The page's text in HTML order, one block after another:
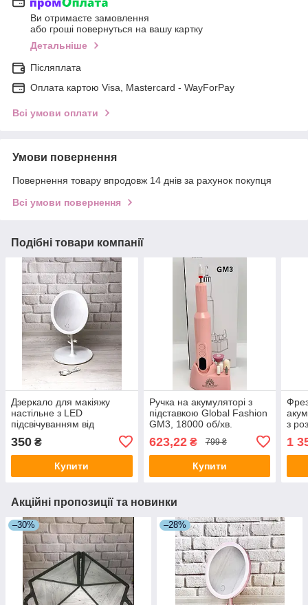
Ви отримаєте замовлення
або гроші повернуться на вашу картку
Детальніше
Післяплата
Оплата картою Visa, Mastercard - WayForPay
Всі умови оплати
Умови повернення
Повернення товару впродовж 14 днів за рахунок покупця
Всі умови повернення
Подібні товари компанії
Дзеркало для макіяжу
настільне з LED
підсвічуванням від
свічення JF-110A Білий
350 ₴
Купити
Ручка на акумуляторі з
підставкою Global Fashion
GM3, 18000 об/хв.
623,22₴ 799 ₴
Купити
з
1
Акційні пропозиції та новинки
–30% –28%